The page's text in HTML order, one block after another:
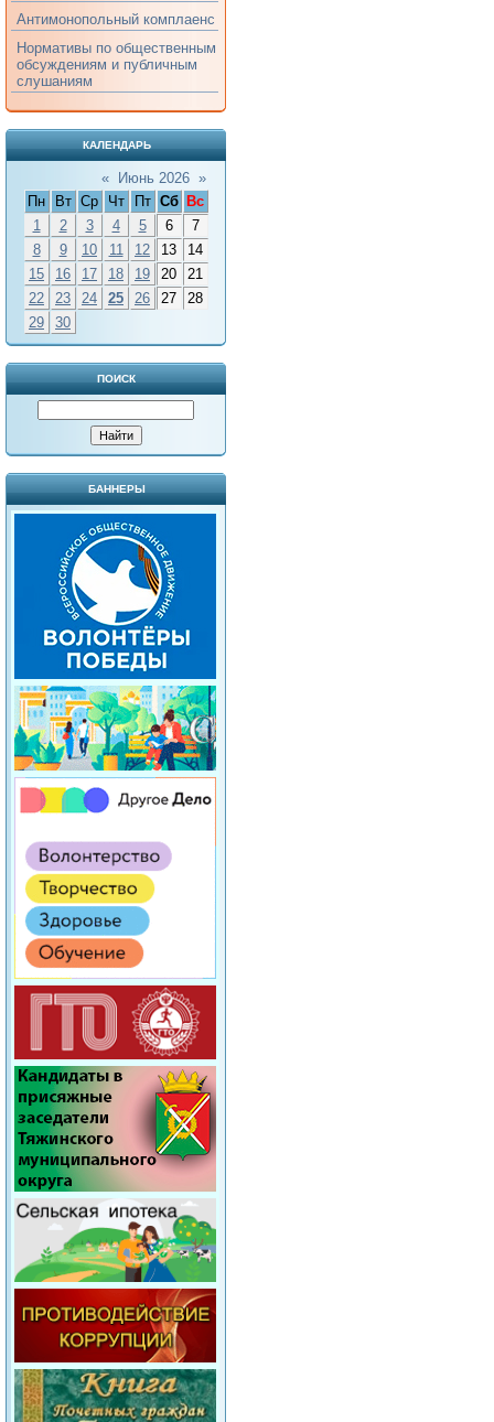
Антимонопольный комплаенс
Нормативы по общественным
обсуждениям и публичным
слушаниям
КАЛЕНДАРЬ
« Июнь 2026 »
Пн
Вт Ср Чт Пт Сб
Вс
1
2 3 4 5 6
7
8
9 10 11 12 13
14
15
16 17 18 19 20
21
22
23 24 25 26 27
28
29
30
ПОИСК
БАННЕРЫ